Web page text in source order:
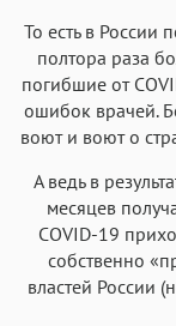
То есть в России
полтора раза
погибшие от
ошибок врачей.
воют и воют о
А ведь в
месяцев
COVID-19
собственно
властей России